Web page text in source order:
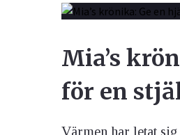
Mia’s
för en
Värmen har letat